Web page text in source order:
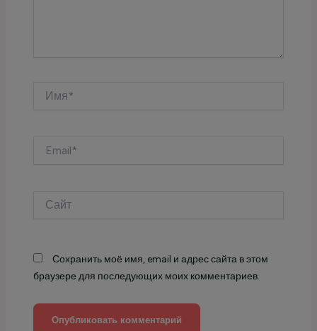
Сохранить моё имя, email и адрес сайта в этом
браузере для последующих моих комментариев.